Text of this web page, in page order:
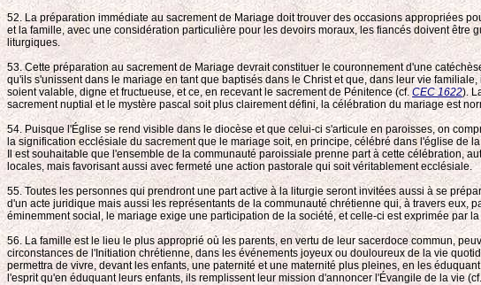
52. La préparation immédiate au sacrement de Mariage doit trouver des occasions appropriées
et la famille, avec une considération particulière pour les devoirs moraux, les fiancés doivent
liturgiques.
53. Cette préparation au sacrement de Mariage devrait constituer le couronnement d'une
qu'ils s'unissent dans le mariage en tant que baptisés dans le Christ et que, dans leur vie
soient valable, digne et fructueuse, et ce, en recevant le sacrement de Pénitence (cf.CEC 1622).
sacrement nuptial et le mystère pascal soit plus clairement défini, la célébration du mariage est
54. Puisque l'Église se rend visible dans le diocèse et que celui-ci s'articule en paroisses, on
la signification ecclésiale du sacrement que le mariage soit, en principe, célébré dans l'église de
Il est souhaitable que l'ensemble de la communauté paroissiale prenne part à cette célébration,
locales, mais favorisant aussi avec fermeté une action pastorale qui soit véritablement ecclésiale.
55. Toutes les personnes qui prendront une part active à la liturgie seront invitées aussi à se
d'un acte juridique mais aussi les représentants de la communauté chrétienne qui, à travers
éminemment social, le mariage exige une participation de la société, et celle-ci est exprimée par la
56. La famille est le lieu le plus approprié où les parents, en vertu de leur sacerdoce commun,
circonstances de l'Initiation chrétienne, dans les événements joyeux ou douloureux de la vie
permettra de vivre, devant les enfants, une paternité et une maternité plus pleines, en les
l'esprit qu'en éduquant leurs enfants, ils remplissent leur mission d'annoncer l'Évangile de la vie